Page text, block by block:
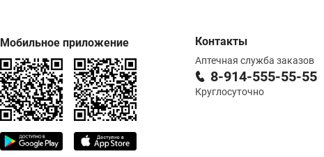
Мобильное приложение Контакты
Аптечная служба заказов
8-914-555-55-55
Круглосуточно